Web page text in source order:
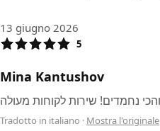
13 giugno 2026
5
Mina Kantushov
Tradotto in italiano · Mostra l'originale